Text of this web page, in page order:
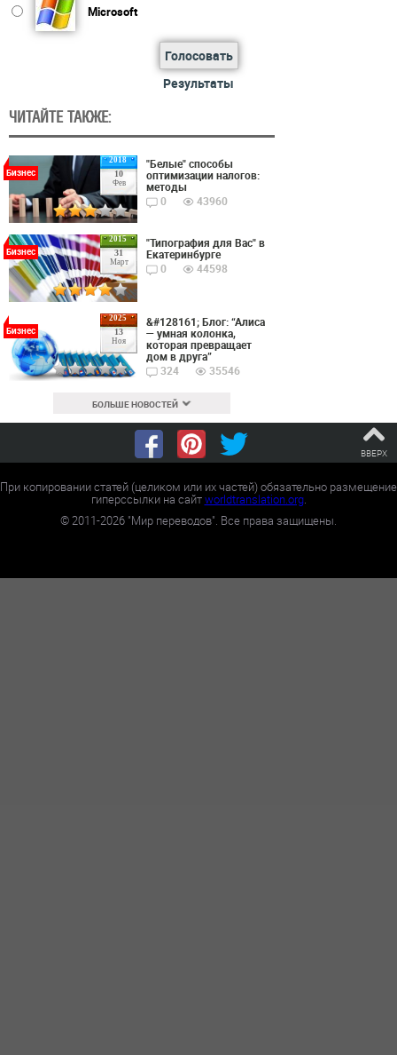
Microsoft
Голосовать
Результаты
ЧИТАЙТЕ ТАКЖЕ:
2018
10
Фев
Бизнес
"Белые" способы
оптимизации налогов:
методы
0
43960
2015
31
Март
Бизнес
"Типография для Вас" в
Екатеринбурге
0
44598
2025
13
Ноя
Бизнес
&#128161; Блог: “Алиса
— умная колонка,
которая превращает
дом в друга”
324
35546
БОЛЬШЕ НОВОСТЕЙ
ВВЕРХ
При копировании статей (целиком или их частей) обязательно размещение
гиперссылки на сайтworldtranslation.org.
©2011-2026 "Мир переводов". Все права защищены.